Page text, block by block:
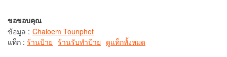
ขอขอบคุณ
ข้อมูล : Chaloem Tounphet
แท็ก : ร้านป้าย ร้านรับทำป้าย ดูแท็กทั้งหมด